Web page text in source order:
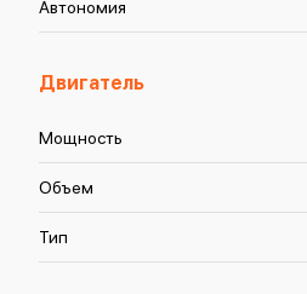
Автономия
Двигатель
Мощность
Объем
Тип